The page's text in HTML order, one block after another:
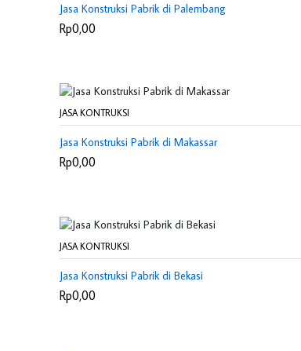
Jasa Konstruksi Pabrik di Palembang
Rp0,00
JASA KONTRUKSI
Jasa Konstruksi Pabrik di Makassar
Rp0,00
JASA KONTRUKSI
Jasa Konstruksi Pabrik di Bekasi
Rp0,00